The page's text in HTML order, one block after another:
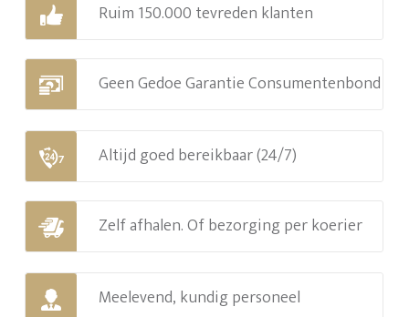
Ruim 150.000 tevreden klanten
Geen Gedoe Garantie Consumentenbond
Altijd goed bereikbaar (24/7)
Zelf afhalen. Of bezorging per koerier
Meelevend, kundig personeel